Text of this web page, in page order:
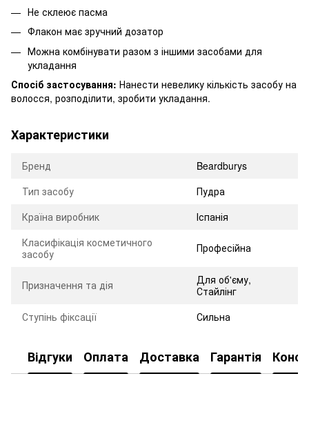
Не склеює пасма
Флакон має зручний дозатор
Можна комбінувати разом з іншими засобами для
укладання
Спосіб застосування: Нанести невелику кількість засобу на
волосся, розподілити, зробити укладання.
Характеристики
Бренд
Beardburys
Тип засобу
Пудра
Країна виробник
Іспанія
Класифікація косметичного
засобу
Професійна
Призначення та дія
Для об'єму,
Стайлінг
Ступінь фіксації
Сильна
Відгуки Оплата Доставка Гарантія